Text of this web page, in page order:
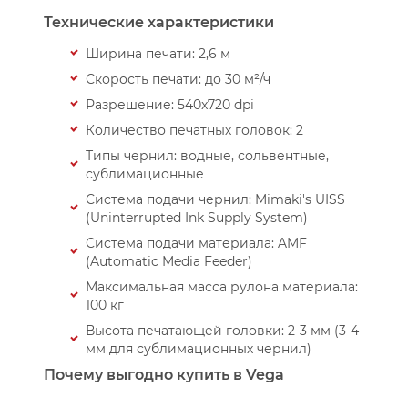
Технические характеристики
Ширина печати: 2,6 м
Скорость печати: до 30 м²/ч
Разрешение: 540x720 dpi
Количество печатных головок: 2
Типы чернил: водные, сольвентные,
сублимационные
Система подачи чернил: Mimaki's UISS
(Uninterrupted Ink Supply System)
Система подачи материала: AMF
(Automatic Media Feeder)
Максимальная масса рулона материала:
100 кг
Высота печатающей головки: 2-3 мм (3-4
мм для сублимационных чернил)
Почему выгодно купить в Vega